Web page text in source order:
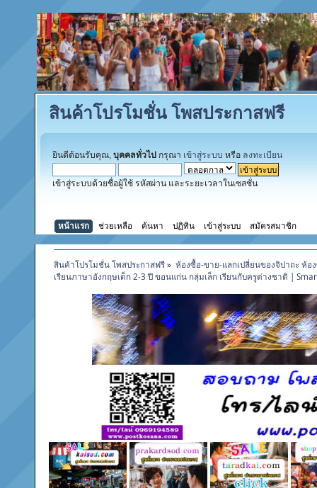
สินค้าโปรโมชั่น โพสประกาสฟรี
ยินดีต้อนรับคุณ, บุคคลทั่วไป กรุณา เข้าสู่ระบบ หรือ ลงทะเบียน
เข้าสู่ระบบด้วยชื่อผู้ใช้ รหัสผ่าน และระยะเวลาในเซสชั่น
หน้าแรก ช่วยเหลือ ค้นหา ปฏิทิน เข้าสู่ระบบ สมัครสมาชิก
สินค้าโปรโมชั่น โพสประกาสฟรี» ห้องซื้อ-ขาย-แลกเปลี่ยนของจิปาถะ ห้อ
เรียนภาษาอังกฤษเด็ก 2-3 ปี ขอนแก่น กลุ่มเล็ก เรียนกับครูต่างชาติ |